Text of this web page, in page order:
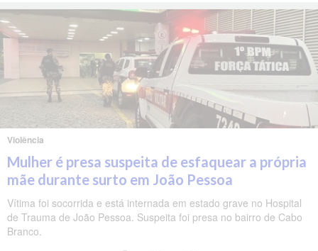
Violência
Mulher é presa suspeita de esfaquear a própria
mãe durante surto em João Pessoa
Vítima foi socorrida e está internada em estado grave no Hospital
de Trauma de João Pessoa. Suspeita foi presa no bairro de Cabo
Branco.